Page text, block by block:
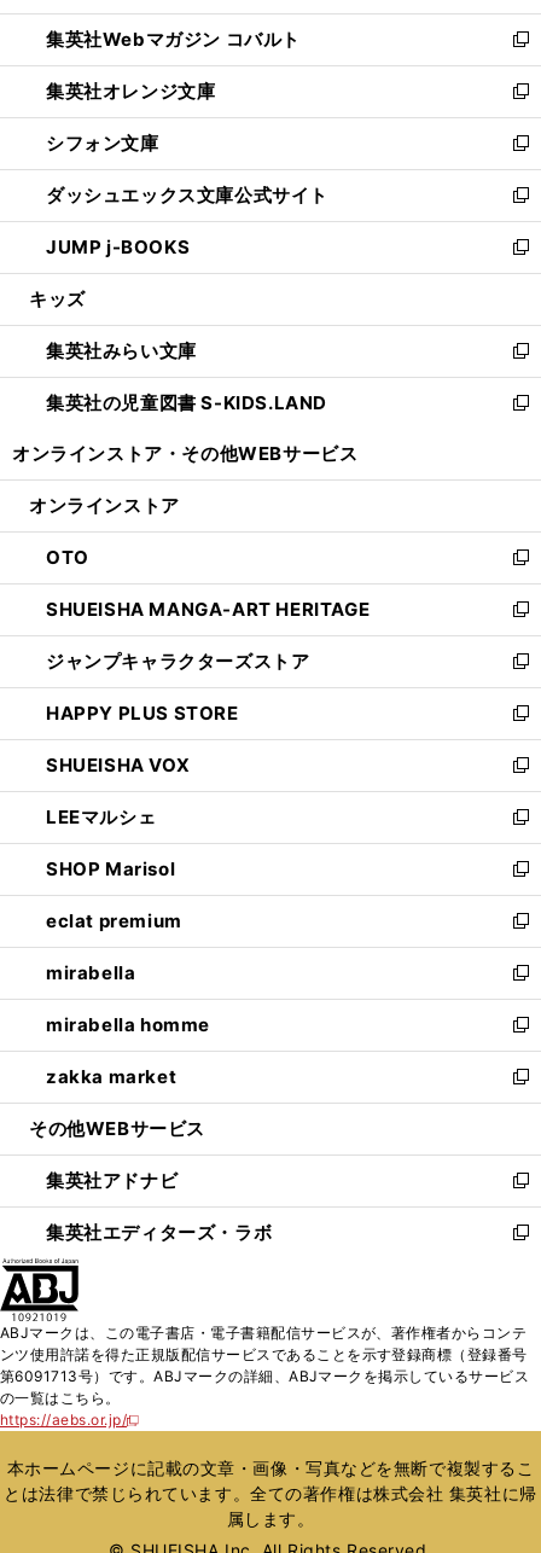
開
く
ウ
で
開
く
ン
ド
ウ
で
開
く
ウ
ィ
ン
ド
ウ
で
開
く
集英社Webマガジン コバルト
新
し
い
ウ
ィ
ン
ド
ウ
で
開
集英社オレンジ文庫
新
し
い
ウ
ィ
ン
ド
ウ
開
く
シフォン文庫
新
し
い
ウ
ィ
ン
ウ
で
開
く
ダッシュエックス文庫公式サイト
新
し
い
ウ
ン
ド
ウ
で
JUMP j-BOOKS
新
し
ウ
ィ
ン
ド
開
キッズ
集英社みらい文庫
新
し
い
ン
ウ
で
開
く
集英社の児童図書 S-KIDS.LAND
新
ウ
ン
ド
ウ
で
開
く
オンラインストア・ その他WEBサービス
オンラインストア
OTO
新
し
い
ウ
ィ
ン
ド
ウ
で
開
く
SHUEISHA MANGA-ART HERITAGE
新
し
い
ウ
ィ
ン
ド
ウ
で
開
く
ジャンプキャラクターズストア
新
し
い
ウ
ィ
ン
ド
ウ
で
開
く
HAPPY PLUS STORE
新
し
い
ウ
ィ
ン
ド
ウ
で
開
く
SHUEISHA VOX
新
し
い
ウ
ィ
ン
ド
ウ
で
開
く
LEEマルシェ
新
し
い
ウ
ィ
ン
ド
ウ
で
開
く
SHOP Marisol
新
し
い
ウ
ィ
ン
ド
ウ
で
開
eclat premium
新
し
い
ウ
ィ
ン
ド
ウ
開
く
mirabella
新
し
い
ウ
ィ
ン
ウ
で
開
く
mirabella homme
新
し
い
ウ
ン
ド
ウ
で
zakka market
新
し
ウ
ィ
ン
ド
く
その他WEBサービス
集英社アドナビ
新
し
い
ド
ウ
で
集英社エディターズ・ラボ
新
ィ
ン
ド
開
く
ABJマークは、この電子書店・電子書籍配信サービスが、著作権者からコンテ
ンツ使用許諾を得た正規版配信サービスであることを示す登録商標（登録番号
第6091713号）です。ABJマークの詳細、ABJマークを掲示しているサービス
の一覧はこちら。
https://aebs.or.jp/
新
い
ウ
ィ
本ホームページに記載の文章・画像・写真などを無断で複製するこ
とは法律で禁じられています。全ての著作権は株式会社 集英社に帰
属します。